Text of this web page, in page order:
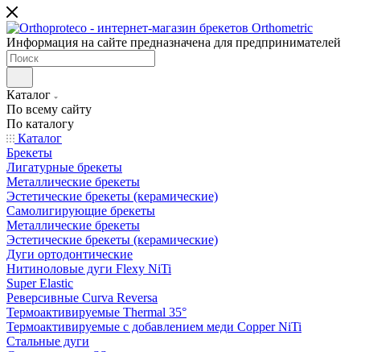
Информация на сайте предназначена для предпринимателей
Каталог
По всему сайту
По каталогу
Каталог
Брекеты
Лигатурные брекеты
Металлические брекеты
Эстетические брекеты (керамические)
Самолигирующие брекеты
Металлические брекеты
Эстетические брекеты (керамические)
Дуги ортодонтические
Нитиноловые дуги Flexy NiTi
Super Elastic
Реверсивные Curva Reversa
Термоактивируемые Thermal 35°
Термоактивируемые с добавлением меди Copper NiTi
Стальные дуги